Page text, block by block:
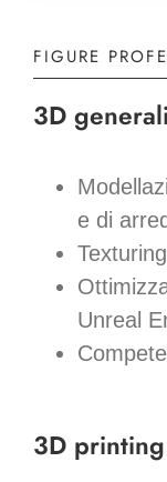
FIGURE
3D
e di
Unreal
3D